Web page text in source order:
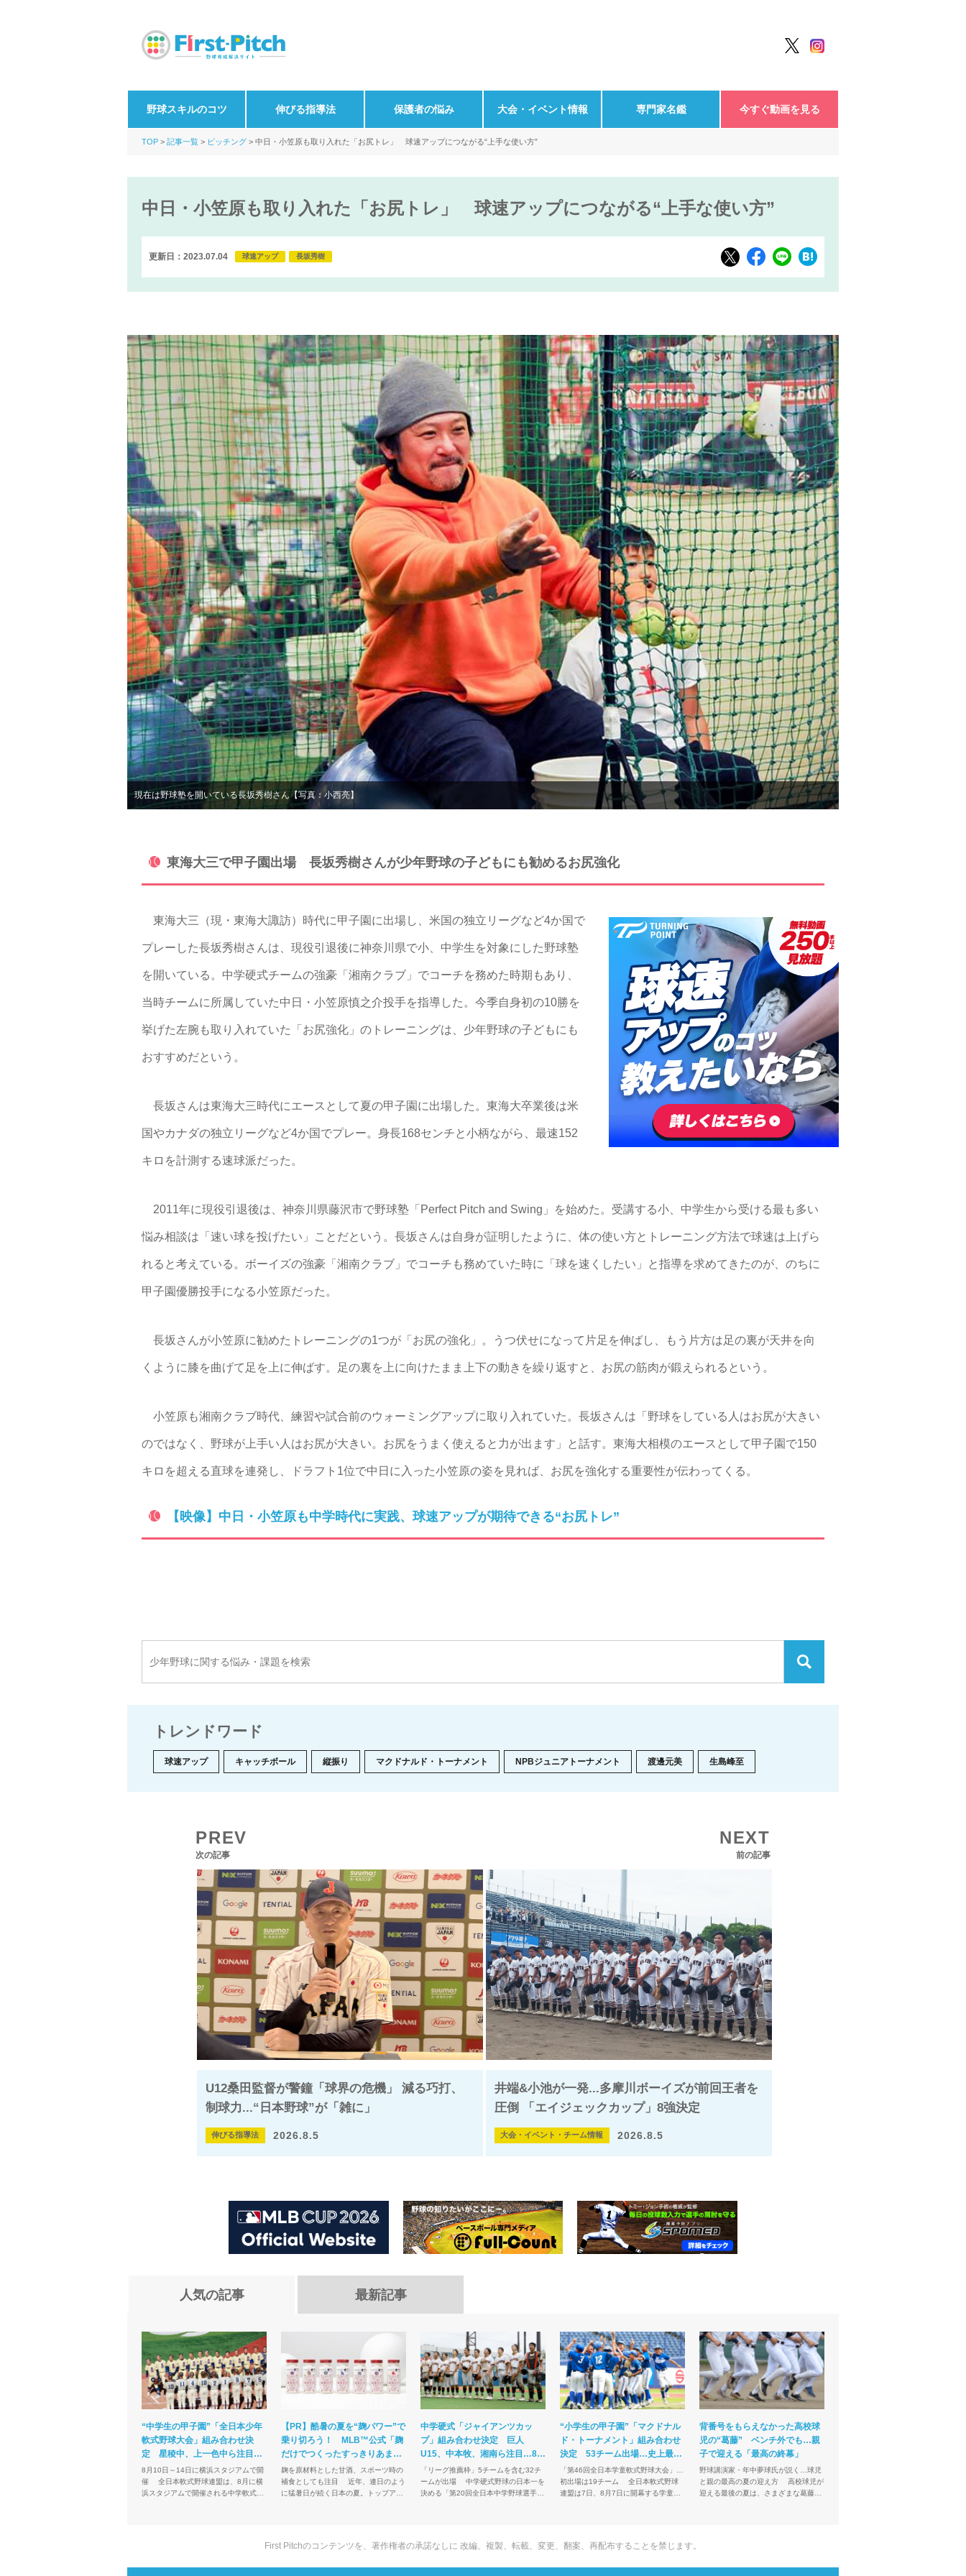
野球スキルのコツ 伸びる指導法 保護者の悩み 大会・イベント情報 専門家名鑑 今すぐ動画を見る
TOP 記事一覧 ピッチング 中日・小笠原も取り入れた「お尻トレ」 球速アップにつながる“上手な使い方”
中日・小笠原も取り入れた「お尻トレ」 球速アップにつながる“上手な使い方”
更新日：2023.07.04 球速アップ 長坂秀樹
現在は野球塾を開いている長坂秀樹さん【写真：小西亮】
東海大三で甲子園出場 長坂秀樹さんが少年野球の子どもにも勧めるお尻強化
東海大三（現・東海大諏訪）時代に甲子園に出場し、米国の独立リーグなど4か国で
プレーした長坂秀樹さんは、現役引退後に神奈川県で小、中学生を対象にした野球塾
を開いている。中学硬式チームの強豪「湘南クラブ」でコーチを務めた時期もあり、
当時チームに所属していた中日・小笠原慎之介投手を指導した。今季自身初の10勝を
挙げた左腕も取り入れていた「お尻強化」のトレーニングは、少年野球の子どもにも
おすすめだという。
長坂さんは東海大三時代にエースとして夏の甲子園に出場した。東海大卒業後は米
国やカナダの独立リーグなど4か国でプレー。身長168センチと小柄ながら、最速152
キロを計測する速球派だった。
2011年に現役引退後は、神奈川県藤沢市で野球塾「Perfect Pitch and Swing」を始めた。受講する小、中学生から受ける最も多い
悩み相談は「速い球を投げたい」ことだという。長坂さんは自身が証明したように、体の使い方とトレーニング方法で球速は上げら
れると考えている。ボーイズの強豪「湘南クラブ」でコーチも務めていた時に「球を速くしたい」と指導を求めてきたのが、のちに
甲子園優勝投手になる小笠原だった。
長坂さんが小笠原に勧めたトレーニングの1つが「お尻の強化」。うつ伏せになって片足を伸ばし、もう片方は足の裏が天井を向
くように膝を曲げて足を上に伸ばす。足の裏を上に向けたまま上下の動きを繰り返すと、お尻の筋肉が鍛えられるという。
小笠原も湘南クラブ時代、練習や試合前のウォーミングアップに取り入れていた。長坂さんは「野球をしている人はお尻が大きい
のではなく、野球が上手い人はお尻が大きい。お尻をうまく使えると力が出ます」と話す。東海大相模のエースとして甲子園で150
キロを超える直球を連発し、ドラフト1位で中日に入った小笠原の姿を見れば、お尻を強化する重要性が伝わってくる。
【映像】中日・小笠原も中学時代に実践、球速アップが期待できる“お尻トレ”
トレンドワード
球速アップ キャッチボール 縦振り マクドナルド・トーナメント NPBジュニアトーナメント 渡邊元美 生島峰至
PREV
次の記事
NEXT
前の記事
U12桑田監督が警鐘「球界の危機」 減る巧打、
制球力...“日本野球”が「雑に」
伸びる指導法 2026.8.5
井端&小池が一発...多摩川ボーイズが前回王者を
圧倒 「エイジェックカップ」8強決定
大会・イベント・チーム情報 2026.8.5
人気の記事 最新記事
“中学生の甲子園”「全日本少年
軟式野球大会」組み合わせ決
定 星稜中、上一色中ら注目…
離島から出場も
8月10日～14日に横浜スタジアムで開
催 全日本軟式野球連盟は、8月に横
浜スタジアムで開催される中学軟式野
【PR】酷暑の夏を“麹パワー”で
乗り切ろう！ MLB™公式「麹
だけでつくったすっきりあまさ
け」にいま熱視線の理由
麹を原材料とした甘酒、スポーツ時の
補食としても注目 近年、連日のよう
に猛暑日が続く日本の夏。トップアス
中学硬式「ジャイアンツカッ
プ」組み合わせ決定 巨人
U15、中本牧、湘南ら注目…8・
10開幕
「リーグ推薦枠」5チームを含む32チ
ームが出場 中学硬式野球の日本一を
決める「第20回全日本中学野球選手権
“小学生の甲子園”「マクドナル
ド・トーナメント」組み合わせ
決定 53チーム出場…史上最多
狙う長曽根ら注目
「第46回全日本学童軟式野球大会」…
初出場は19チーム 全日本軟式野球
連盟は7日、8月7日に開幕する学童軟
背番号をもらえなかった高校球
児の“葛藤” ベンチ外でも…親
子で迎える「最高の終幕」
野球講演家・年中夢球氏が説く…球児
と親の最高の夏の迎え方 高校球児が
迎える最後の夏は、さまざまな葛藤も
First Pitchのコンテンツを、著作権者の承諾なしに 改編、複製、転載、変更、翻案、再配布することを禁じます。